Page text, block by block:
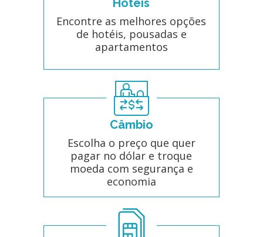
Hotéis
Encontre as melhores opções
de hotéis, pousadas e
apartamentos
Câmbio
Escolha o preço que quer
pagar no dólar e troque
moeda com segurança e
economia